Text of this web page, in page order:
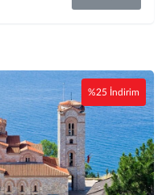
%25 İndirim